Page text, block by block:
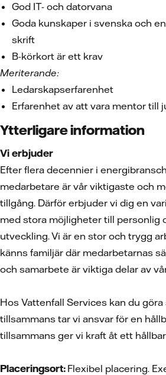
God IT- och datorvana
Goda kunskaper i svenska och
skrift
B-körkort är ett krav
Meriterande:
Ledarskapserfarenhet
Erfarenhet av att vara mentor till
Ytterligare information
Vi erbjuder
Efter flera decennier i
medarbetare är vår viktigaste och
tillgång. Därför erbjuder vi dig en
med stora möjligheter till personlig
utveckling. Vi är en stor och trygg
känns familjär där medarbetarnas
och samarbete är viktiga delar av
Hos Vattenfall Services kan du
tillsammans tar vi ansvar för en
tillsammans ger vi kraft åt ett
Placeringsort: Flexibel placering.